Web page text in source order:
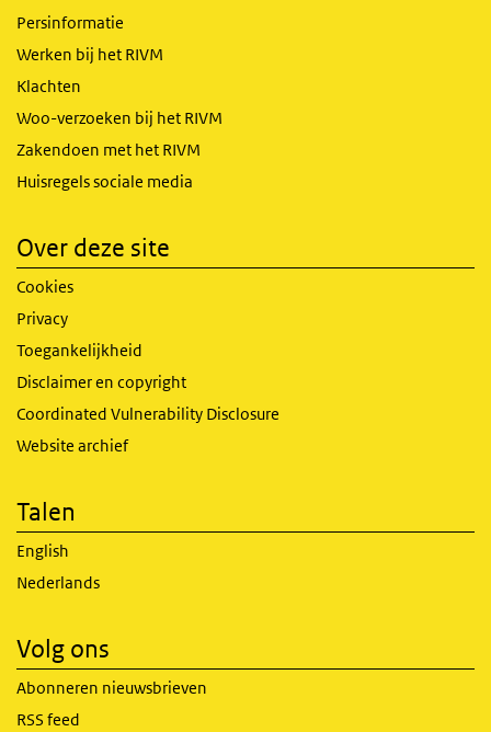
Persinformatie
Werken bij het RIVM
Klachten
Woo-verzoeken bij het RIVM
Zakendoen met het RIVM
Huisregels sociale media
Over deze site
Cookies
Privacy
Toegankelijkheid
Disclaimer en copyright
Coordinated Vulnerability Disclosure
Website archief
Talen
English
Nederlands
Volg ons
Abonneren nieuwsbrieven
RSS feed